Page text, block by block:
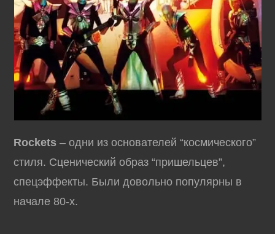
Rockets – одни из основателей “космического”
стиля. Сценический образ “пришельцев”,
спецэффекты. Были довольно популярны в
начале 80-х.